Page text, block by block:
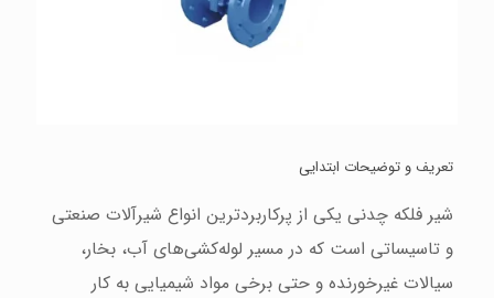
تعریف و توضیحات ابتدایی
شیر فلکه چدنی یکی از پرکاربردترین انواع شیرآلات صنعتی
و تاسیساتی است که در مسیر لوله‌کشی‌های آب، بخار،
سیالات غیرخورنده و حتی برخی مواد شیمیایی به کار